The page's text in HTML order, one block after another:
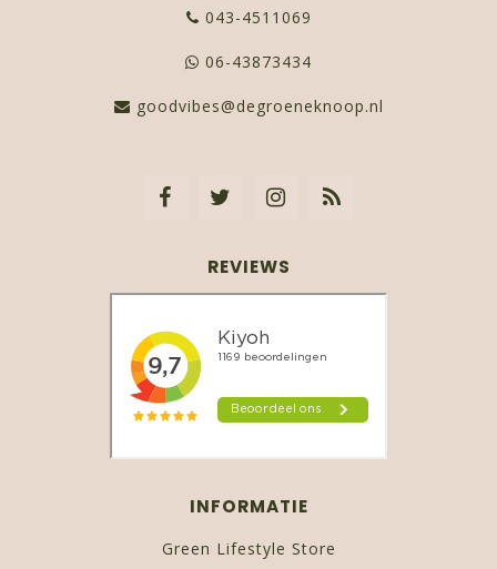
043-4511069
06-43873434
goodvibes@degroeneknoop.nl
REVIEWS
INFORMATIE
Green Lifestyle Store